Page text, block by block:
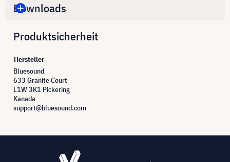
Downloads
Produktsicherheit
Hersteller
Bluesound
633 Granite Court
L1W 3K1 Pickering
Kanada
support@bluesound.com